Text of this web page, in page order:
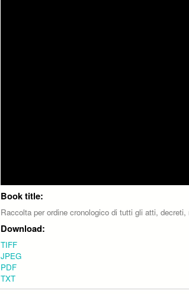
Book title:
Raccolta per ordine cronologico di tutti gli atti,
Download:
TIFF
JPEG
PDF
TXT